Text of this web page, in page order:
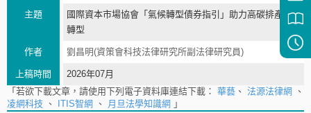
主題
國際資本市場協會「氣候轉型債券指引」助力高碳排產業
轉型
作者 劉昌明(資策會科技法律研究所副法律研究員)
上稿時間
2026年07月
「若欲下載文章，請使用下列電子資料庫連結下載： 華藝 、 法源法律網 、
凌網科技 、 ITIS智網 、 月旦法學知識網 」